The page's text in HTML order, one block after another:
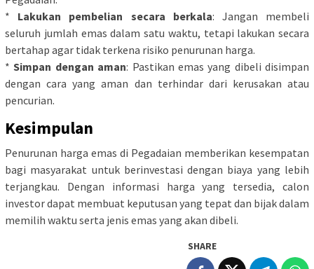
* Lakukan pembelian secara berkala: Jangan membeli
seluruh jumlah emas dalam satu waktu, tetapi lakukan secara
bertahap agar tidak terkena risiko penurunan harga.
*Simpan dengan aman: Pastikan emas yang dibeli disimpan
dengan cara yang aman dan terhindar dari kerusakan atau
pencurian.
Kesimpulan
Penurunan harga emas di Pegadaian memberikan kesempatan
bagi masyarakat untuk berinvestasi dengan biaya yang lebih
terjangkau. Dengan informasi harga yang tersedia, calon
investor dapat membuat keputusan yang tepat dan bijak dalam
memilih waktu serta jenis emas yang akan dibeli.
SHARE